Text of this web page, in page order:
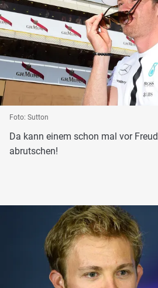
Foto: Sutton
Da kann einem schon mal vor
abrutschen!